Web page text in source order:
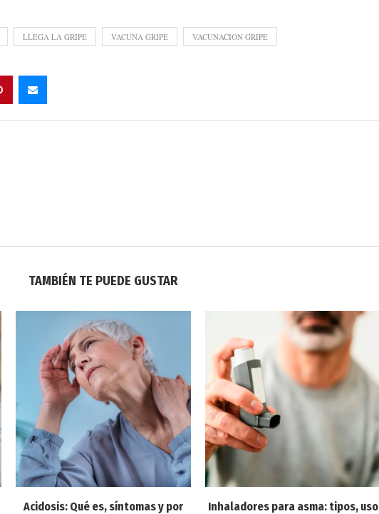
LLEGA LA GRIPE VACUNA GRIPE VACUNACION GRIPE
TAMBIÉN TE PUEDE GUSTAR
Acidosis: Qué es, síntomas y por
Inhaladores para asma: tipos, uso